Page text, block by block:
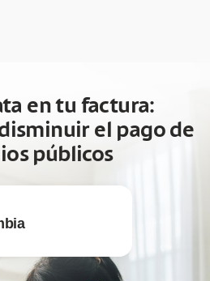
en tu factura:
el pago de
públicos